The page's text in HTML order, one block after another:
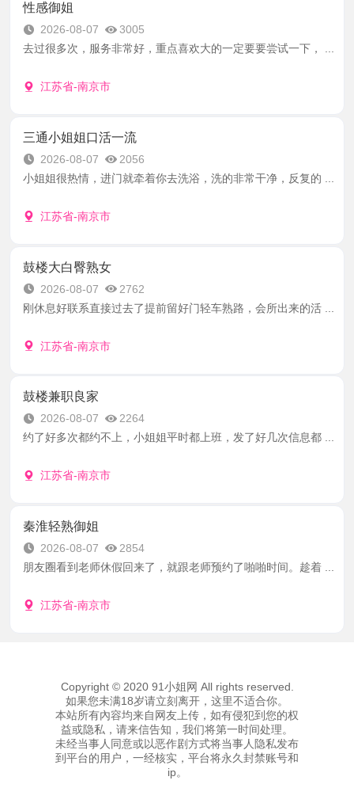
性感御姐
2026-08-07
3005
去过很多次，服务非常好，重点喜欢大的一定要要尝试一下， ...
江苏省-南京市
三通小姐姐口活一流
2026-08-07
2056
小姐姐很热情，进门就牵着你去洗浴，洗的非常干净，反复的 ...
江苏省-南京市
鼓楼大白臀熟女
2026-08-07
2762
刚休息好联系直接过去了提前留好门轻车熟路，会所出来的活 ...
江苏省-南京市
鼓楼兼职良家
2026-08-07
2264
约了好多次都约不上，小姐姐平时都上班，发了好几次信息都 ...
江苏省-南京市
秦淮轻熟御姐
2026-08-07
2854
朋友圈看到老师休假回来了，就跟老师预约了啪啪时间。趁着 ...
江苏省-南京市
Copyright © 2020 91小姐网 All rights reserved.
如果您未满18岁请立刻离开，这里不适合你。
本站所有內容均来自网友上传，如有侵犯到您的权
益或隐私，请来信告知，我们将第一时间处理。
未经当事人同意或以恶作剧方式将当事人隐私发布
到平台的用户，一经核实，平台将永久封禁账号和
ip。